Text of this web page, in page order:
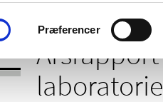
Præferencer